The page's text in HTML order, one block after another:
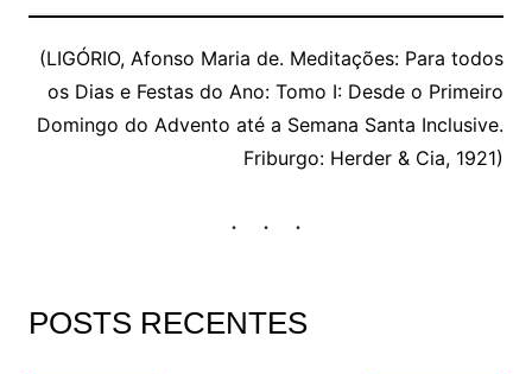
(LIGÓRIO, Afonso Maria de. Meditações: Para todos
os Dias e Festas do Ano: Tomo I: Desde o Primeiro
Domingo do Advento até a Semana Santa Inclusive.
Friburgo: Herder & Cia, 1921)
POSTS RECENTES